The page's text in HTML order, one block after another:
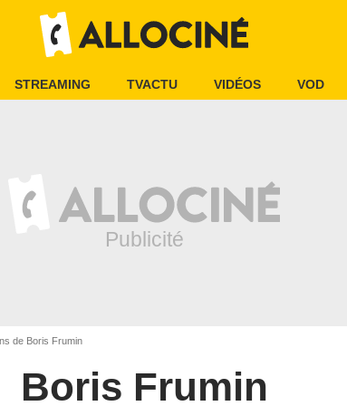
STREAMING TVACTU VIDÉOS VOD
de Boris Frumin
Boris Frumin